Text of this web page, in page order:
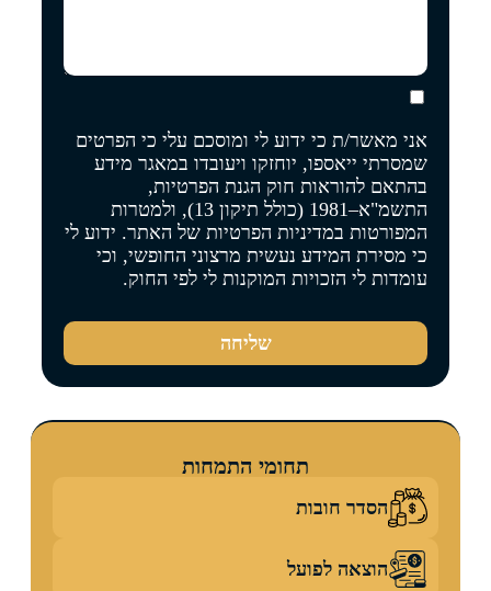
אני מאשר/ת כי ידוע לי ומוסכם עלי כי הפרטים
שמסרתי ייאספו, יוחזקו ויעובדו במאגר מידע
בהתאם להוראות חוק הגנת הפרטיות,
התשמ"א–1981 (כולל תיקון 13), ולמטרות
המפורטות במדיניות הפרטיות של האתר. ידוע לי
כי מסירת המידע נעשית מרצוני החופשי, וכי
עומדות לי הזכויות המוקנות לי לפי החוק.
שליחה
תחומי התמחות
הסדר חובות
הוצאה לפועל